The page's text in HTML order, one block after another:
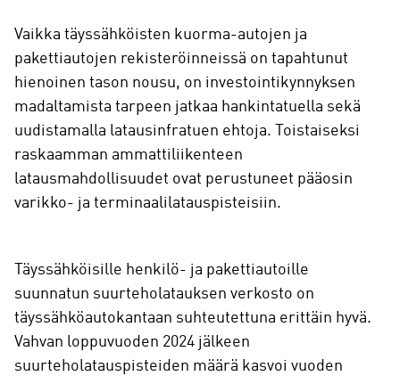
Vaikka täyssähköisten kuorma-autojen ja
pakettiautojen rekisteröinneissä on tapahtunut
hienoinen tason nousu, on investointikynnyksen
madaltamista tarpeen jatkaa hankintatuella sekä
uudistamalla latausinfratuen ehtoja. Toistaiseksi
raskaamman ammattiliikenteen
latausmahdollisuudet ovat perustuneet pääosin
varikko- ja terminaalilatauspisteisiin.
Täyssähköisille henkilö- ja pakettiautoille
suunnatun suurteholatauksen verkosto on
täyssähköautokantaan suhteutettuna erittäin hyvä.
Vahvan loppuvuoden 2024 jälkeen
suurteholatauspisteiden määrä kasvoi vuoden